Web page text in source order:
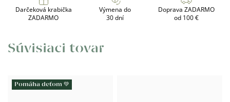
Darčeková krabička
ZADARMO
Výmena do
30 dní
Doprava ZADARMO
od 100 €
Súvisiaci tovar
Pomáha deťom 💚